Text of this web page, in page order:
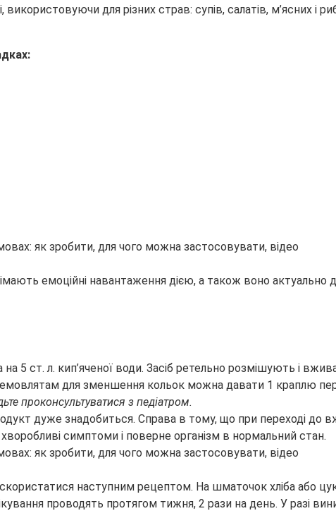
для різних страв: супів, салатів, м’ясних і
емоційні навантаження дією, а також воно актуально
5 ст. л. кип’яченої води. Засіб ретельно розмішують і
для зменшення кольок можна давати 1 краплю
проконсультуватися з педіатром.
дуже знадобиться. Справа в тому, що при переході до
симптоми і поверне організм в нормальний стан.
наступним рецептом. На шматочок хліба або
проводять протягом тижня, 2 рази на день. У разі